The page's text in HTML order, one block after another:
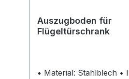
Auszugboden für
Flügeltürschrank
• Material: Stahlblech • Inklusive